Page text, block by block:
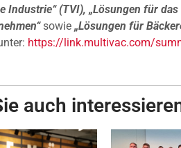
Industrie“ (TVI), „Lösungen für
sowie „Lösungen für
https://link.multivac.com/
auch